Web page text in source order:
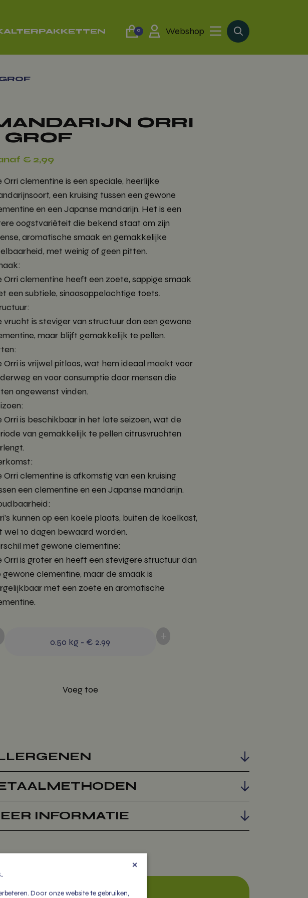
0 Webshop
ORRI
GROF
€2,99
Orri clementine is een speciale, heerlijke
een kruising tussen een gewone
en een Japanse mandarijn. Het is een
oogstvariëteit die bekend staat om zijn
aromatische smaak en gemakkelijke
met weinig of geen pitten.
Orri clementine heeft een zoete, sappige smaak
een subtiele, sinaasappelachtige toets.
vrucht is steviger van structuur dan een gewone
maar blijft gemakkelijk te pellen.
Orri is vrijwel pitloos, wat hem ideaal maakt voor
en voor consumptie door mensen die
ongewenst vinden.
Orri is beschikbaar in het late seizoen, wat de
van gemakkelijk te pellen citrusvruchten
Orri clementine is afkomstig van een kruising
een clementine en een Japanse mandarijn.
kunnen op een koele plaats, buiten de koelkast,
wel 10 dagen bewaard worden.
met gewone clementine:
Orri is groter en heeft een stevigere structuur dan
gewone clementine, maar de smaak is
met een zoete en aromatische
0.50 kg - € 2.99 +
Voeg toe
INFORMATIE
×
Door onze website te gebruiken,